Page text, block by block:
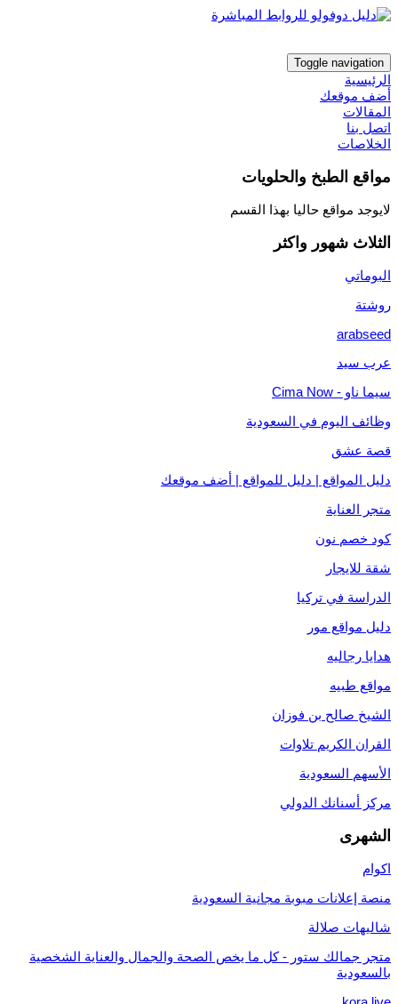
Toggle navigation
الرئيسية
أضف موقعك
المقالات
اتصل بنا
الخلاصات
مواقع الطبخ والحلويات
لايوجد مواقع حاليا بهذا القسم
الثلاث شهور واكثر
البوماتي
روشتة
arabseed
عرب سيد
سيما ناو - Cima Now
وظائف اليوم في السعودية
قصة عشق
دليل المواقع | دليل للمواقع | أضف موقعك
متجر العناية
كود خصم نون
شقة للايجار
الدراسة في تركيا
دليل مواقع مور
هدايا رجاليه
مواقع طبيه
الشيخ صالح بن فوزان
القران الكريم تلاوات
الأسهم السعودية
مركز أسنانك الدولي
الشهرى
اكوام
منصة إعلانات مبوبة مجانية السعودية
شاليهات صلالة
متجر جمالك ستور - كل ما يخص الصحة والجمال والعناية الشخصية
بالسعودية